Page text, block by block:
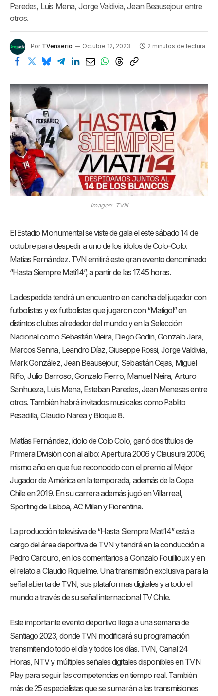
Paredes, Luis Mena, Jorge Valdivia, Jean Beausejour entre
otros.
Por TVenserio Octubre 12, 2023 2 minutos de lectura
Imagen: TVN
El Estadio Monumental se viste de gala el este sábado 14 de
octubre para despedir a uno de los ídolos de Colo-Colo:
Matías Fernández. TVN emitirá este gran evento denominado
“Hasta Siempre Mati14”, a partir de las 17.45 horas.
La despedida tendrá un encuentro en cancha del jugador con
futbolistas y ex futbolistas que jugaron con “Matigol” en
distintos clubes alrededor del mundo y en la Selección
Nacional como Sebastián Vieira, Diego Godin, Gonzalo Jara,
Marcos Senna, Leandro Díaz, Giuseppe Rossi, Jorge Valdivia,
Mark González, Jean Beausejour, Sebastián Cejas, Miguel
Riffo, Julio Barroso, Gonzalo Fierro, Manuel Neira, Arturo
Sanhueza, Luis Mena, Esteban Paredes, Jean Meneses entre
otros. También habrá invitados musicales como Pablito
Pesadilla, Claudio Narea y Bloque 8.
Matías Fernández, ídolo de Colo Colo, ganó dos títulos de
Primera División con al albo: Apertura 2006 y Clausura 2006,
mismo año en que fue reconocido con el premio al Mejor
Jugador de América en la temporada, además de la Copa
Chile en 2019. En su carrera además jugó en Villarreal,
Sporting de Lisboa, AC Milan y Fiorentina.
La producción televisiva de “Hasta Siempre Mati14” está a
cargo del área deportiva de TVN y tendrá en la conducción a
Pedro Carcuro, en los comentarios a Gonzalo Fouillioux y en
el relato a Claudio Riquelme. Una transmisión exclusiva para la
señal abierta de TVN, sus plataformas digitales y a todo el
mundo a través de su señal internacional TV Chile.
Este importante evento deportivo llega a una semana de
Santiago 2023, donde TVN modificará su programación
transmitiendo todo el día y todos los días. TVN, Canal 24
Horas, NTV y múltiples señales digitales disponibles en TVN
Play para seguir las competencias en tiempo real. También
más de 25 especialistas que se sumarán a las transmisiones